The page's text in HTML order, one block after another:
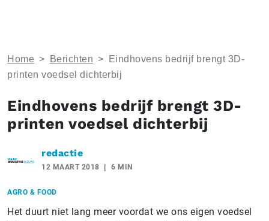
Home > Berichten >
Eindhovens bedrijf brengt 3D-
printen voedsel dichterbij
Eindhovens bedrijf brengt 3D-
printen voedsel dichterbij
redactie
12 MAART 2018 6 MIN
AGRO & FOOD
Het duurt niet lang meer voordat we ons eigen voedsel